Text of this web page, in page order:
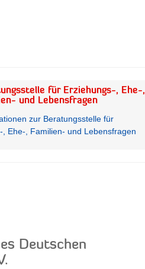
für Erziehungs-, Ehe-,
und Lebensfragen
zur Beratungsstelle für
, Ehe-, Familien- und Lebensfragen
Deutschen